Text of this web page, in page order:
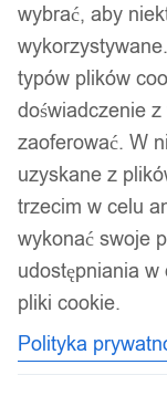
Kuchnia
Łazienka
Dekoracje i
Drukarki do
Strona główna/
17
Wyświetlanie
wybrać, aby
typów plików
doświadczenie
zaoferować. W
uzyskane z
trzecim w celu
wykonać swoje
udostępniania w
pliki cookie.
Polityka